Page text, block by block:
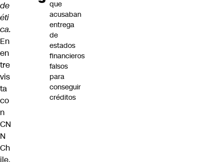
de
éti
ca.
En
en
tre
vis
ta
co
n
CN
N
Ch
ile,
que
acusaban
entrega
de
estados
financieros
falsos
para
conseguir
créditos